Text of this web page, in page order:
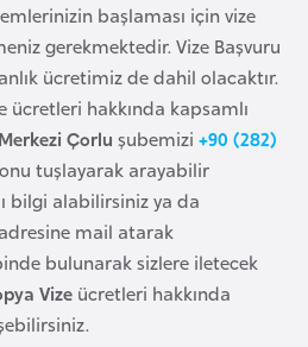
başlaması için vize
gerekmektedir. Vize Başvuru
ücretimiz de dahil olacaktır.
ücretleri hakkında kapsamlı
Çorlu şubemizi +90 (282)
tuşlayarak arayabilir
bilgi alabilirsiniz ya da
adresine mail atarak
bulunarak sizlere iletecek
Vize ücretleri hakkında